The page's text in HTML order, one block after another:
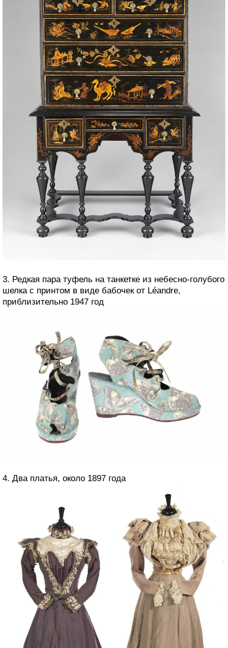
3. Редкая пара туфель на танкетке из небесно-голубого
шелка с принтом в виде бабочек от Léandre,
приблизительно 1947 год
4. Два платья, около 1897 года